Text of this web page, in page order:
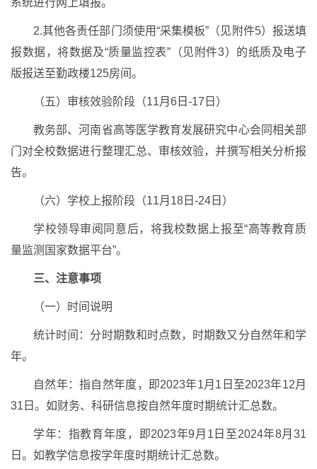
系统进行网上填报。
2.其他各责任部门须使用“采集模板”（见附件5）报送填
报数据，将数据及“质量监控表”（见附件3）的纸质及电子
版报送至勤政楼125房间。
（五）审核效验阶段（11月6日-17日）
教务部、河南省高等医学教育发展研究中心会同相关部
门对全校数据进行整理汇总、审核效验，并撰写相关分析报
告。
（六）学校上报阶段（11月18日-24日）
学校领导审阅同意后，将我校数据上报至“高等教育质
量监测国家数据平台”。
三、注意事项
（一）时间说明
统计时间：分时期数和时点数，时期数又分自然年和学
年。
自然年：指自然年度，即2023年1月1日至2023年12月
31日。如财务、科研信息按自然年度时期统计汇总数。
学年：指教育年度，即2023年9月1日至2024年8月31
日。如教学信息按学年度时期统计汇总数。